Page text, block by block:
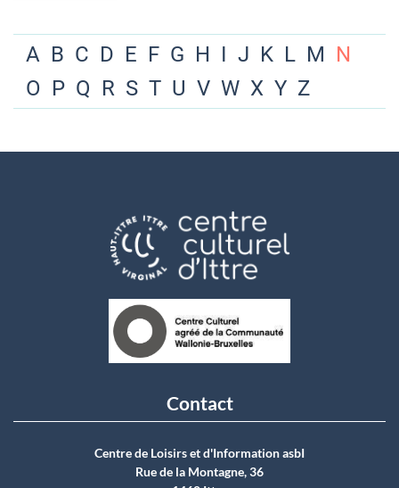
A B C D E F G H I J K L M N
O P Q R S T U V W X Y Z
Contact
Centre de Loisirs et d'Information asbI
Rue de la Montagne, 36